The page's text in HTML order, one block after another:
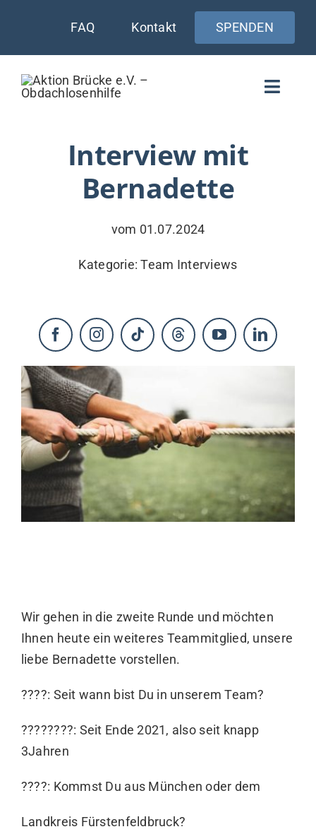
springen
FAQ Kontakt SPENDEN
Toggle
AKTUELLES
KONTAKT
Interview mit
Bernadette
vom 01.07.2024
Kategorie:Team Interviews
Wir gehen in die zweite Runde und möchten
Ihnen heute ein weiteres Teammitglied, unsere
liebe Bernadette vorstellen.
????: Seit wann bist Du in unserem Team?
????????: Seit Ende 2021, also seit knapp
3Jahren
????: Kommst Du aus München oder dem
Landkreis Fürstenfeldbruck?